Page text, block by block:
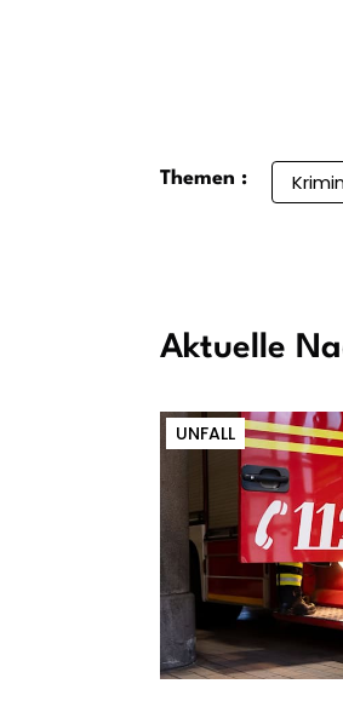
Themen :
Aktuelle
UNFALL